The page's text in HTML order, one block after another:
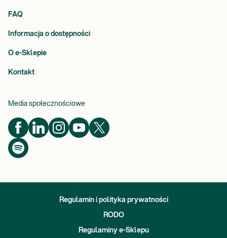
FAQ
Informacja o dostępności
O e-Sklepie
Kontakt
Media społecznościowe
Regulamin i polityka prywatności
RODO
Regulaminy e-Sklepu